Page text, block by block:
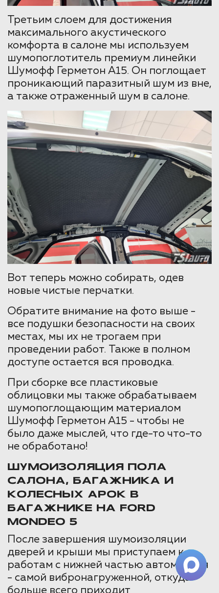
Третьим слоем для достижения
максимального акустического
комфорта в салоне мы используем
шумопоглотитель премиум линейки
Шумофф Герметон А15. Он поглощает
проникающий паразитный шум из вне,
а также отраженный шум в салоне.
Вот теперь можно собирать, одев
новые чистые перчатки.
Обратите внимание на фото выше -
все подушки безопасности на своих
местах, мы их не трогаем при
проведении работ. Также в полном
доступе остается вся проводка.
При сборке все пластиковые
облицовки мы также обрабатываем
шумопоглощающим материалом
Шумофф Герметон А15 - чтобы не
было даже мыслей, что где-то что-то
не обработано!
ШУМОИЗОЛЯЦИЯ ПОЛА
САЛОНА, БАГАЖНИКА И
КОЛЕСНЫХ АРОК В
БАГАЖНИКЕ НА FORD
MONDEO 5
После завершения шумоизоляции
дверей и крыши мы приступаем к
работам с нижней частью автомобиля
- самой вибронагруженной, откуда
больше всего приходит